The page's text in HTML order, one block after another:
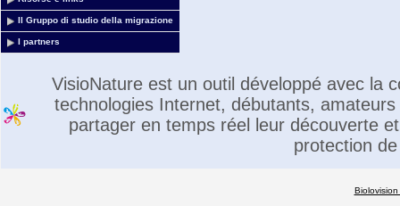
Il Gruppo di studio della migrazione
I partners
VisioNature est un outil développé avec la
technologies Internet, débutants,
partager en temps réel leur découverte
protection
Biolovision